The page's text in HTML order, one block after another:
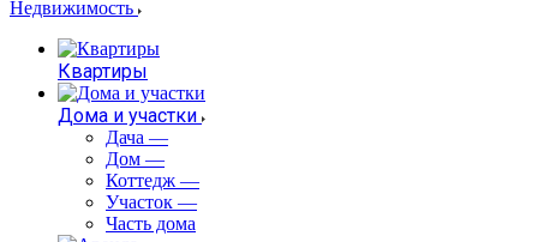
Недвижимость
Квартиры
Дома и участки
Дача —
Дом —
Коттедж —
Участок —
Часть дома